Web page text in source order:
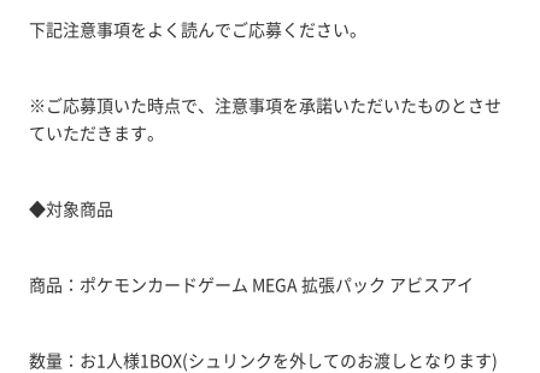
下記注意事項をよく読んでご応募ください。
※ご応募頂いた時点で、注意事項を承諾いただいたものとさせ
ていただきます。
◆対象商品
商品：ポケモンカードゲーム MEGA 拡張パック アビスアイ
数量：お1人様1BOX(シュリンクを外してのお渡しとなります)